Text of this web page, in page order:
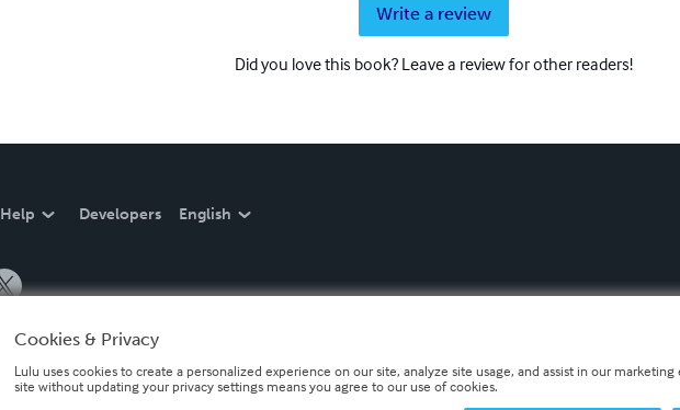
Write a review
Did you love this book? Leave a review for other readers!
Help Developers English
Cookies & Privacy
Lulu uses cookies to create a personalized experience on our site, analyze site usage, and assist in our
site without updating your privacy settings means you agree to our use of cookies.